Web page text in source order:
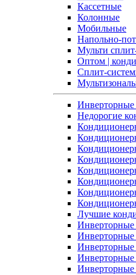
Кассетные
Колонные
Мобильные
Напольно-
Мульти
Оптом |
Сплит-
Недорогие
Лучшие
Инверторные
Инверторные